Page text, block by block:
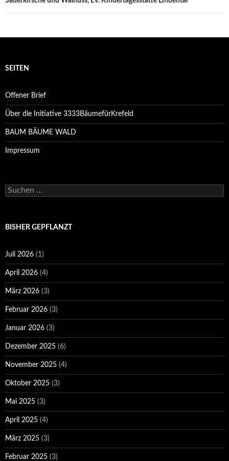
SEITEN
Offener Brief
Über die Initiative 3333BäumefürKrefeld
BAUM BÄUME WALD
Impressum
Suchen
nach:
BISHER GEPFLANZT
Juli 2026 (1)
April 2026 (4)
März 2026 (3)
Februar 2026 (3)
Januar 2026 (3)
Dezember 2025 (6)
November 2025 (4)
Oktober 2025 (3)
Mai 2025 (3)
April 2025 (4)
März 2025 (3)
Februar 2025 (3)